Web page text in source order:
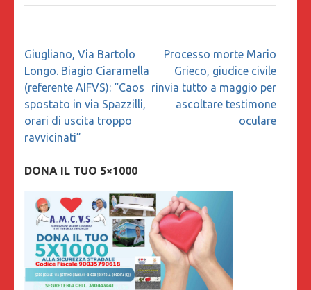
Navigazione
articoli
Giugliano, Via Bartolo
Longo. Biagio Ciaramella
(referente AIFVS): “Caos
spostato in via Spazzilli,
orari di uscita troppo
ravvicinati”
Processo morte Mario
Grieco, giudice civile
rinvia tutto a maggio per
ascoltare testimone
oculare
DONA IL TUO 5×1000